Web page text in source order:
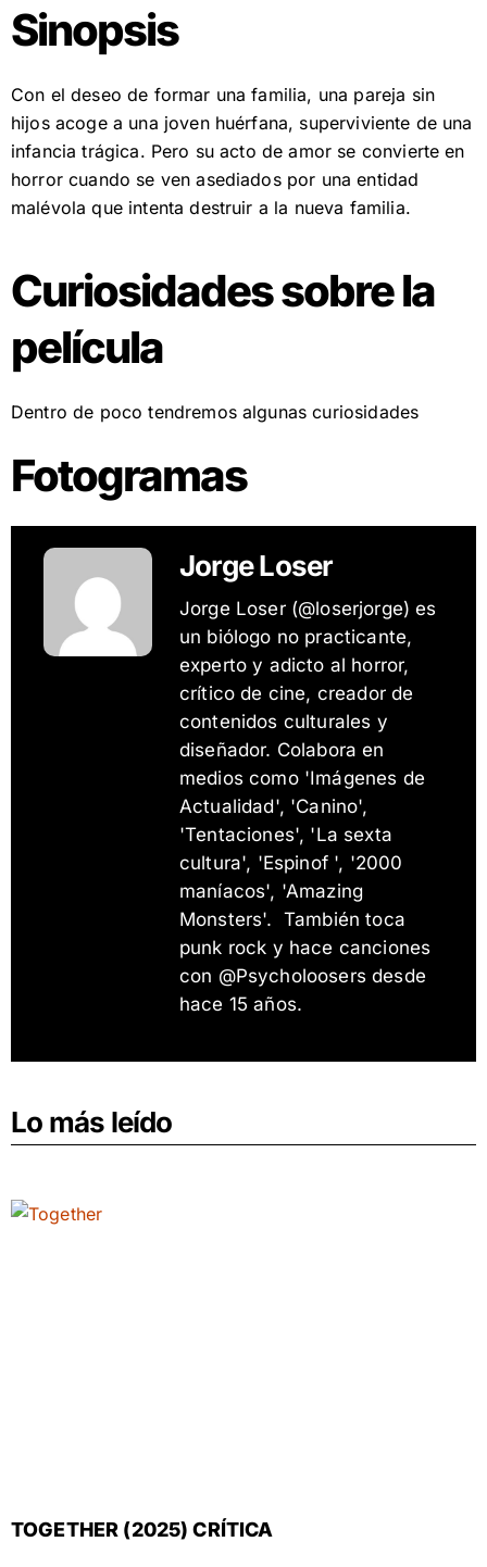
Sinopsis
Con el deseo de formar una familia, una pareja sin
hijos acoge a una joven huérfana, superviviente de una
infancia trágica. Pero su acto de amor se convierte en
horror cuando se ven asediados por una entidad
malévola que intenta destruir a la nueva familia.
Curiosidades sobre la
película
Dentro de poco tendremos algunas curiosidades
Fotogramas
Jorge Loser
Jorge Loser (@loserjorge) es
un biólogo no practicante,
experto y adicto al horror,
crítico de cine, creador de
contenidos culturales y
diseñador. Colabora en
medios como 'Imágenes de
Actualidad', 'Canino',
'Tentaciones', 'La sexta
cultura', 'Espinof ', '2000
maníacos', 'Amazing
Monsters'. También toca
punk rock y hace canciones
con @Psycholoosers desde
hace 15 años.
Lo más leído
TOGETHER (2025) CRÍTICA